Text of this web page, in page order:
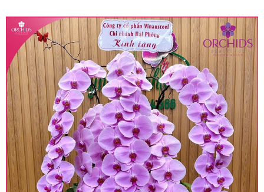
• Giá trên được miễn ship giao trong nội thành,
miễn phí in thiệp - banner theo yêu cầu khách
hàng.
• Beautiful Orchids liên kết với các cửa hàng
trên toàn quốc để phục vụ giao hoa tận nơi, mỗi
khu vực sẽ có mức giá khác nhau (tùy vào chi
phí mặt bằng, nguyên vật liệu,..) nên giá có thể sẽ
thay đổi so với giá niêm yết trên website. Khách
hàng ở Tỉnh thành khác vui lòng chủ động hỏi lại
giá trước khi đặt hàng, shop sẽ chủ động báo giá
chính xác khi có địa chỉ giao hàng cụ thể.